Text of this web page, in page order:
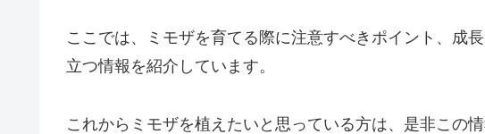
ここでは、ミモザを育てる際に注意すべきポイント、成
立つ情報を紹介しています。
これからミモザを植えたいと思っている方は、是非この